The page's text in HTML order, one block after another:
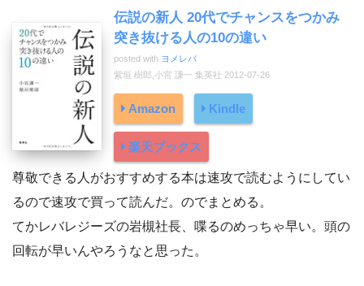
伝説の新人 20代でチャンスをつかみ
突き抜ける人の10の違い
posted with ヨメレバ
紫垣 樹郎,小宮 謙一 集英社 2012-07-26
Amazon Kindle
楽天ブックス
尊敬できる人がおすすめする本は速攻で読むようにしてい
るので速攻で買って読んだ。のでまとめる。
てかレバレジーズの岩槻社長、喋るのめっちゃ早い。頭の
回転が早いんやろうなと思った。